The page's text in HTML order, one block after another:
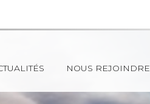
NOUS REJOINDRE